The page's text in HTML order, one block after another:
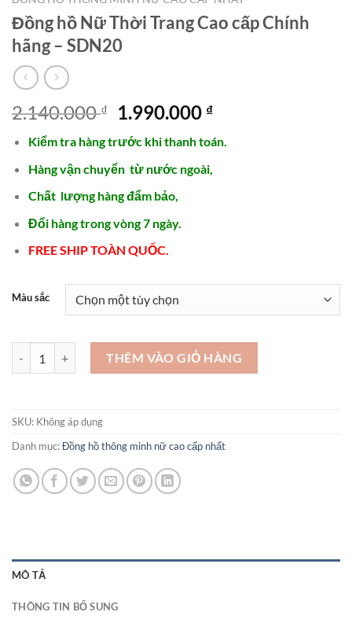
Đồng hồ Nữ Thời Trang Cao cấp Chính
hãng – SDN20
2.140.000₫
Giá
gốc
là:
2.140.000 ₫.
1.990.000 ₫Giá
tại
Kiểm tra hàng trước khi thanh toán.
Hàng vận chuyển từ nước ngoài,
Chất lượng hàng đẩm bảo,
Đổi hàng trong vòng 7 ngày.
FREE SHIP TOÀN QUỐC.
Màu sắc
Đồng hồ Nữ Thời Trang Cao cấp Chính hãng - SDN20 số lượng
THÊM VÀO GIỎ HÀNG
SKU: Không áp dụng
Danh mục:Đồng hồ thông minh nữ cao cấp nhất
MÔ TẢ
THÔNG TIN BỔ SUNG